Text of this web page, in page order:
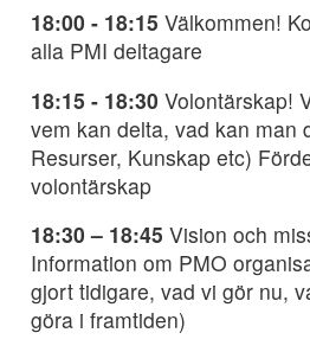
18:00 - 18:15 Välkommen!
alla PMI deltagare
18:15 - 18:30 Volontärskap!
vem kan delta, vad kan man
Resurser, Kunskap etc)
volontärskap
18:30 – 18:45 Vision och
Information om PMO
gjort tidigare, vad vi gör nu,
göra i framtiden)